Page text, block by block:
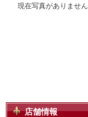
現在写真がありません
店舗情報